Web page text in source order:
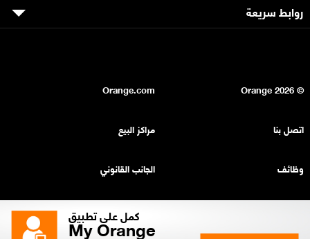
كمل على تطبيق
My Orange
روابط سريعة
© Orange
2026
Orange.com
اتصل بنا مراكز البيع
وظائف الجانب القانوني